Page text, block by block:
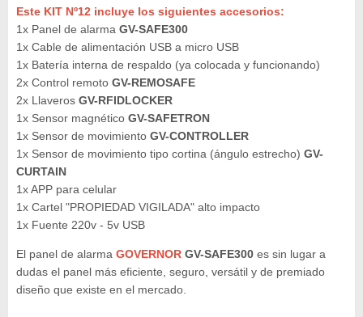
Este KIT Nº12 incluye los siguientes accesorios:
1x Panel de alarma GV-SAFE300
1x Cable de alimentación USB a micro USB
1x Batería interna de respaldo (ya colocada y funcionando)
2x Control remoto GV-REMOSAFE
2x Llaveros GV-RFIDLOCKER
1x Sensor magnético GV-SAFETRON
1x Sensor de movimiento GV-CONTROLLER
1x Sensor de movimiento tipo cortina (ángulo estrecho) GV-
CURTAIN
1x APP para celular
1x Cartel "PROPIEDAD VIGILADA" alto impacto
1x Fuente 220v - 5v USB
El panel de alarma GOVERNOR GV-SAFE300 es sin lugar a
dudas el panel más eficiente, seguro, versátil y de premiado
diseño que existe en el mercado.